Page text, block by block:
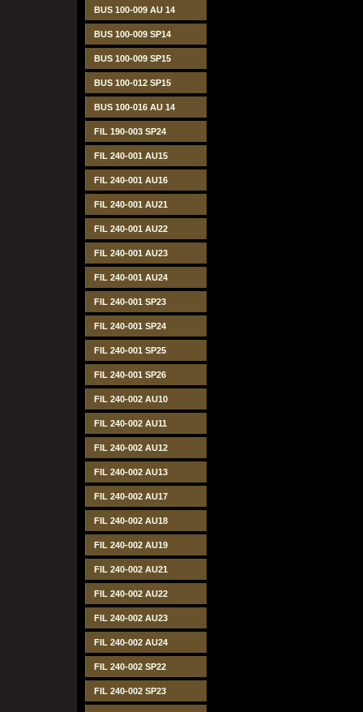
BUS 100-009 AU 14
BUS 100-009 SP14
BUS 100-009 SP15
BUS 100-012 SP15
BUS 100-016 AU 14
FIL 190-003 SP24
FIL 240-001 AU15
FIL 240-001 AU16
FIL 240-001 AU21
FIL 240-001 AU22
FIL 240-001 AU23
FIL 240-001 AU24
FIL 240-001 SP23
FIL 240-001 SP24
FIL 240-001 SP25
FIL 240-001 SP26
FIL 240-002 AU10
FIL 240-002 AU11
FIL 240-002 AU12
FIL 240-002 AU13
FIL 240-002 AU17
FIL 240-002 AU18
FIL 240-002 AU19
FIL 240-002 AU21
FIL 240-002 AU22
FIL 240-002 AU23
FIL 240-002 AU24
FIL 240-002 SP22
FIL 240-002 SP23